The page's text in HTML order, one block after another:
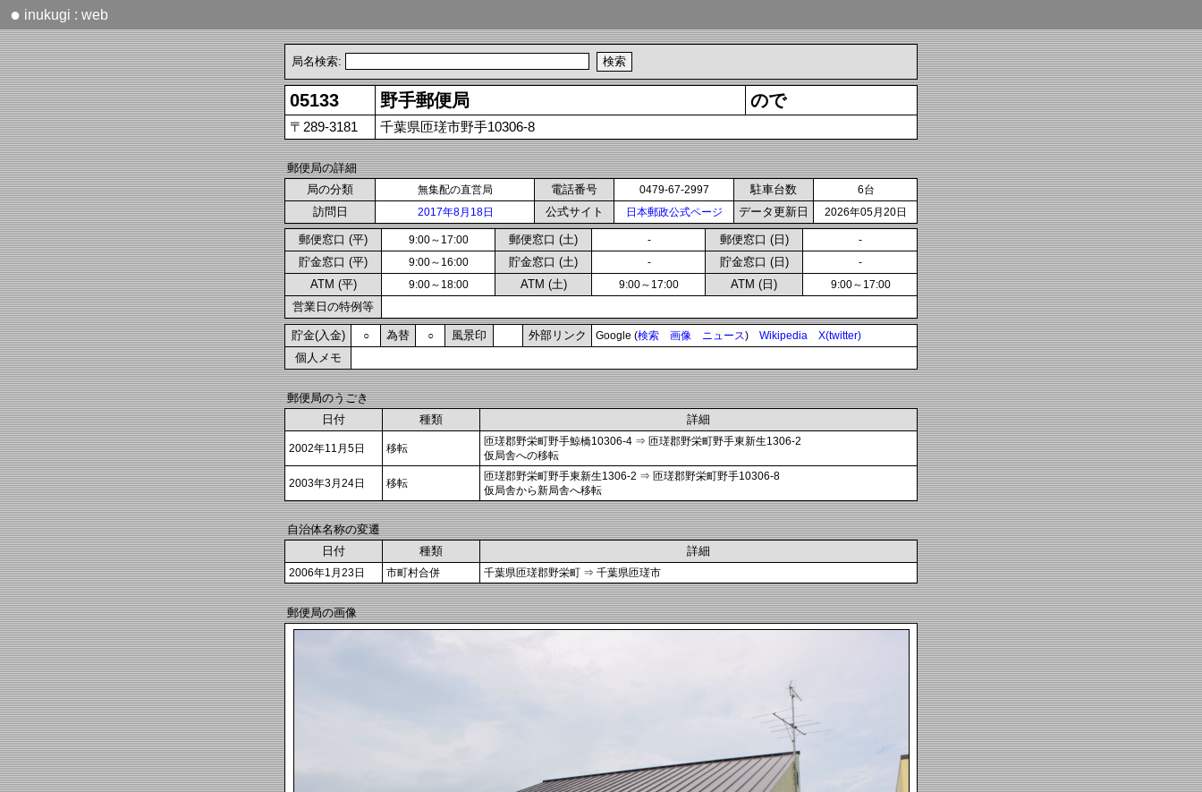
● inukugi : web
局名検索:
05133 野手郵便局 ので
〒289-3181 千葉県匝瑳市野手10306-8
郵便局の詳細
局の分類
無集配の直営局 電話番号 0479-67-2997 駐車台数 6台
訪問日 2017年8月18日 公式サイト 日本郵政公式ページ データ更新日 2026年05月20日
郵便窓口 (平) 9:00～17:00 郵便窓口 (土) - 郵便窓口 (日) -
貯金窓口 (平) 9:00～16:00 貯金窓口 (土) - 貯金窓口 (日) -
ATM (平) 9:00～18:00 ATM (土) 9:00～17:00 ATM (日) 9:00～17:00
営業日の特例等
貯金(入金) ○ 為替 ○ 風景印 外部リンク Google (検索 画像 ニュース) Wikipedia X(twitter)
個人メモ
郵便局のうごき
日付
種類 詳細
2002年11月5日 移転
匝瑳郡野栄町野手鯨橋10306-4 ⇒ 匝瑳郡野栄町野手東新生1306-2
仮局舎への移転
2003年3月24日 移転
匝瑳郡野栄町野手東新生1306-2 ⇒ 匝瑳郡野栄町野手10306-8
仮局舎から新局舎へ移転
自治体名称の変遷
日付
種類 詳細
2006年1月23日 市町村合併 千葉県匝瑳郡野栄町 ⇒ 千葉県匝瑳市
郵便局の画像